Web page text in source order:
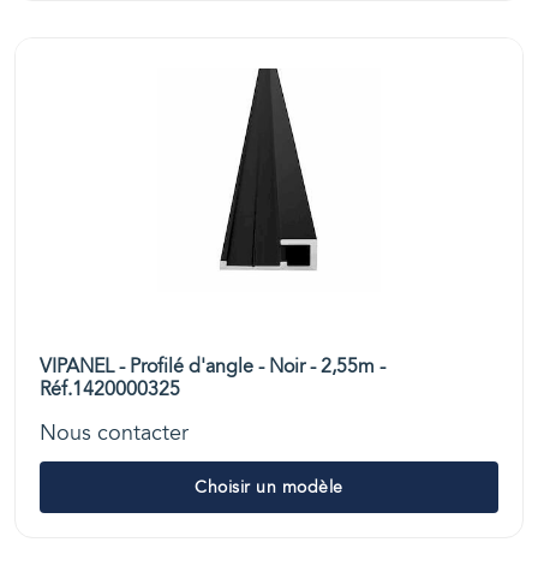
VIPANEL - Profilé d'angle - Noir - 2,55m -
Réf.1420000325
Nous contacter
Choisir un modèle